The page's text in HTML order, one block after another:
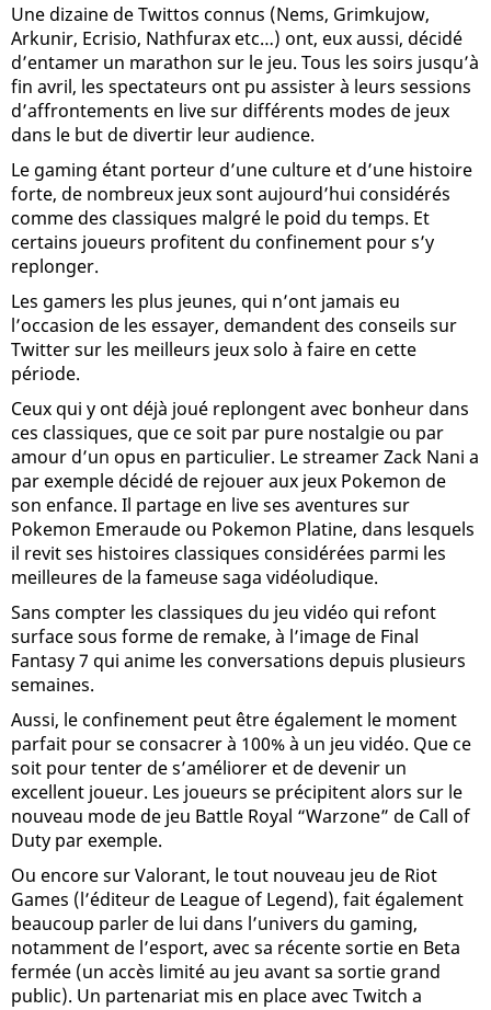
Une dizaine de Twittos connus (Nems, Grimkujow,
Arkunir, Ecrisio, Nathfurax etc…) ont, eux aussi, décidé
d’entamer un marathon sur le jeu. Tous les soirs jusqu’à
fin avril, les spectateurs ont pu assister à leurs sessions
d’affrontements en live sur différents modes de jeux
dans le but de divertir leur audience.
Le gaming étant porteur d’une culture et d’une histoire
forte, de nombreux jeux sont aujourd’hui considérés
comme des classiques malgré le poid du temps. Et
certains joueurs profitent du confinement pour s’y
replonger.
Les gamers les plus jeunes, qui n’ont jamais eu
l’occasion de les essayer, demandent des conseils sur
Twitter sur les meilleurs jeux solo à faire en cette
période.
Ceux qui y ont déjà joué replongent avec bonheur dans
ces classiques, que ce soit par pure nostalgie ou par
amour d’un opus en particulier. Le streamer Zack Nani a
par exemple décidé de rejouer aux jeux Pokemon de
son enfance. Il partage en live ses aventures sur
Pokemon Emeraude ou Pokemon Platine, dans lesquels
il revit ses histoires classiques considérées parmi les
meilleures de la fameuse saga vidéoludique.
Sans compter les classiques du jeu vidéo qui refont
surface sous forme de remake, à l’image de Final
Fantasy 7 qui anime les conversations depuis plusieurs
semaines.
Aussi, le confinement peut être également le moment
parfait pour se consacrer à 100% à un jeu vidéo. Que ce
soit pour tenter de s’améliorer et de devenir un
excellent joueur. Les joueurs se précipitent alors sur le
nouveau mode de jeu Battle Royal “Warzone” de Call of
Duty par exemple.
Ou encore sur Valorant, le tout nouveau jeu de Riot
Games (l’éditeur de League of Legend), fait également
beaucoup parler de lui dans l’univers du gaming,
notamment de l’esport, avec sa récente sortie en Beta
fermée (un accès limité au jeu avant sa sortie grand
public). Un partenariat mis en place avec Twitch a